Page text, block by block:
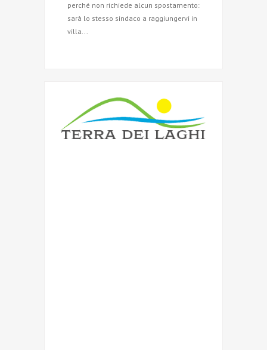
perché non richiede alcun spostamento:
sarà lo stesso sindaco a raggiungervi in
villa...